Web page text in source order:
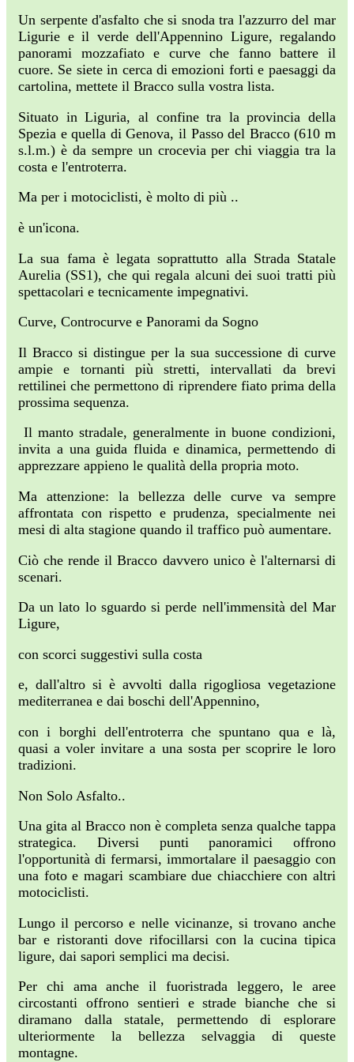
Un serpente d'asfalto che si snoda tra l'azzurro del mar
Ligurie e il verde dell'Appennino Ligure, regalando
panorami mozzafiato e curve che fanno battere il
cuore. Se siete in cerca di emozioni forti e paesaggi da
cartolina, mettete il Bracco sulla vostra lista.
Situato in Liguria, al confine tra la provincia della
Spezia e quella di Genova, il Passo del Bracco (610 m
s.l.m.) è da sempre un crocevia per chi viaggia tra la
costa e l'entroterra.
Ma per i motociclisti, è molto di più ..
è un'icona.
La sua fama è legata soprattutto alla Strada Statale
Aurelia (SS1), che qui regala alcuni dei suoi tratti più
spettacolari e tecnicamente impegnativi.
Curve, Controcurve e Panorami da Sogno
Il Bracco si distingue per la sua successione di curve
ampie e tornanti più stretti, intervallati da brevi
rettilinei che permettono di riprendere fiato prima della
prossima sequenza.
Il manto stradale, generalmente in buone condizioni,
invita a una guida fluida e dinamica, permettendo di
apprezzare appieno le qualità della propria moto.
Ma attenzione: la bellezza delle curve va sempre
affrontata con rispetto e prudenza, specialmente nei
mesi di alta stagione quando il traffico può aumentare.
Ciò che rende il Bracco davvero unico è l'alternarsi di
scenari.
Da un lato lo sguardo si perde nell'immensità del Mar
Ligure,
con scorci suggestivi sulla costa
e, dall'altro si è avvolti dalla rigogliosa vegetazione
mediterranea e dai boschi dell'Appennino,
con i borghi dell'entroterra che spuntano qua e là,
quasi a voler invitare a una sosta per scoprire le loro
tradizioni.
Non Solo Asfalto..
Una gita al Bracco non è completa senza qualche tappa
strategica. Diversi punti panoramici offrono
l'opportunità di fermarsi, immortalare il paesaggio con
una foto e magari scambiare due chiacchiere con altri
motociclisti.
Lungo il percorso e nelle vicinanze, si trovano anche
bar e ristoranti dove rifocillarsi con la cucina tipica
ligure, dai sapori semplici ma decisi.
Per chi ama anche il fuoristrada leggero, le aree
circostanti offrono sentieri e strade bianche che si
diramano dalla statale, permettendo di esplorare
ulteriormente la bellezza selvaggia di queste
montagne.